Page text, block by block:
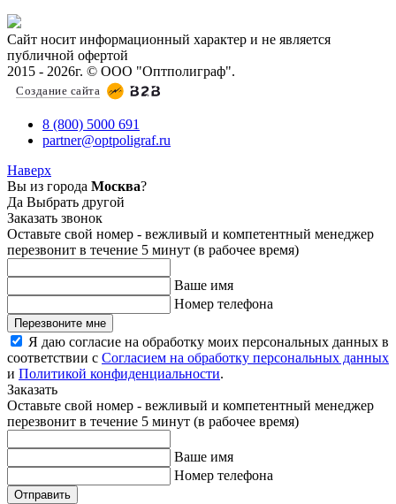
Сайт носит информационный характер и не является
публичной офертой
2015 - 2026г. © ООО "Оптполиграф".
Создание сайта
8 (800) 5000 691
partner@optpoligraf.ru
Наверх
Вы из города Москва?
Да Выбрать другой
Заказать звонок
Оставьте свой номер - вежливый и компетентный менеджер
перезвонит в течение 5 минут (в рабочее время)
Ваше имя
Номер телефона
Перезвоните мне
Я даю согласие на обработку моих персональных данных в
соответствии с Согласием на обработку персональных данных
и Политикой конфиденциальности.
Заказать
Оставьте свой номер - вежливый и компетентный менеджер
перезвонит в течение 5 минут (в рабочее время)
Ваше имя
Номер телефона
Отправить